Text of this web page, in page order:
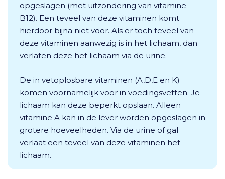
opgeslagen (met uitzondering van vitamine
B12). Een teveel van deze vitaminen komt
hierdoor bijna niet voor. Als er toch teveel van
deze vitaminen aanwezig is in het lichaam, dan
verlaten deze het lichaam via de urine.
De in vetoplosbare vitaminen (A,D,E en K)
komen voornamelijk voor in voedingsvetten. Je
lichaam kan deze beperkt opslaan. Alleen
vitamine A kan in de lever worden opgeslagen in
grotere hoeveelheden. Via de urine of gal
verlaat een teveel van deze vitaminen het
lichaam.